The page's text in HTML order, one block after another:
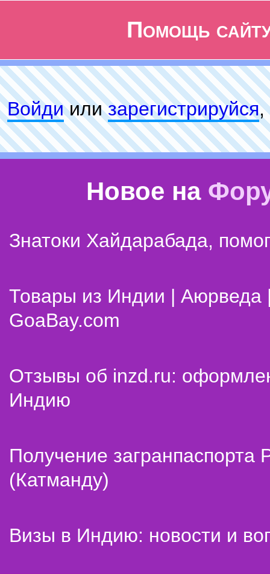
Помощь
Войдиилизарeгиcтpируйся,
Новое на
Знатоки Хайдарабада,
Товары из Индии | Аюрведа
GoaBay.com
Отзывы об inzd.ru:
Индию
Получение
(Катманду)
Визы в Индию: новости и